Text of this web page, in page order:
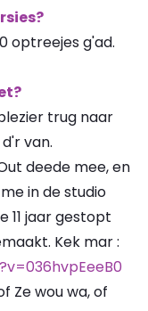
optreejes g'ad.
trug naar
van.
deede mee, en
in de studio
11 jaar gestopt
Kek mar :
Ze wou wa, of